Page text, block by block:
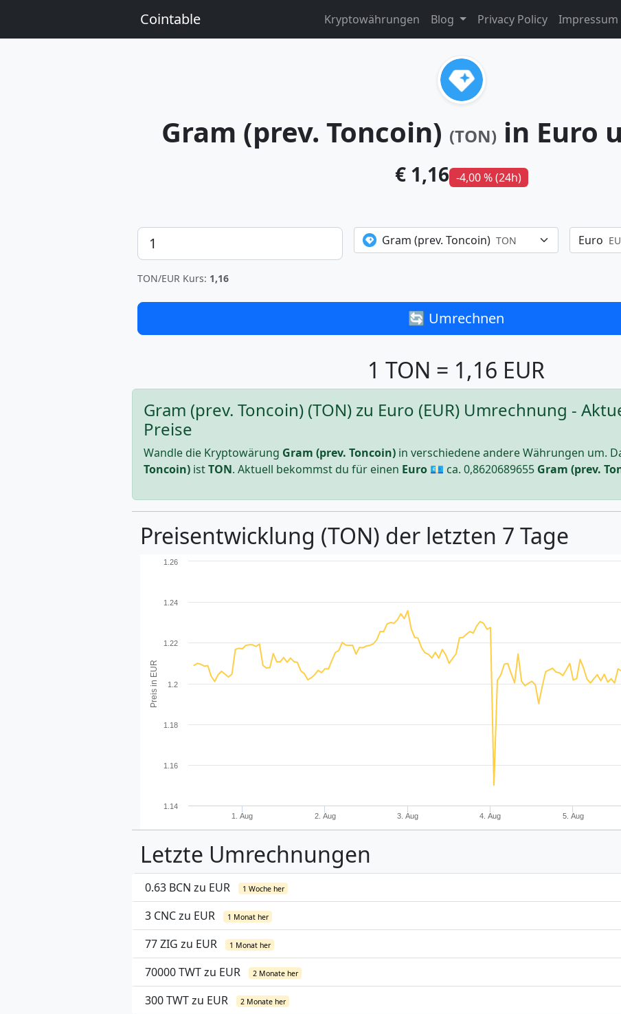
Cointable Kryptowährungen Blog Privacy Policy Impressum
Gram (prev. Toncoin) (TON) in Euro
€ 1,16 -4,00 % (24h)
Betrag Gram (prev. Toncoin) TON Euro
TON/EUR Kurs: 1,16
🔄 Umrechnen
1 TON = 1,16 EUR
Gram (prev. Toncoin) (TON) zu Euro (EUR) Umrechnung -
Preise
Wandle die Kryptowärung Gram (prev. Toncoin) in verschiedene andere Währungen um.
Toncoin) istTON. Aktuell bekommst du für einen Euro 💶 ca. 0,8620689655 Gram (prev.
Preisentwicklung (TON) der letzten 7 Tage
Preis in EUR
1. Aug 2. Aug 3. Aug 4. Aug 5. Aug
1.14
1.16
1.18
1.2
1.22
1.24
1.26
Letzte Umrechnungen
0.63 BCN zu EUR 1 Woche her
3 CNC zu EUR 1 Monat her
77 ZIG zu EUR 1 Monat her
70000 TWT zu EUR 2 Monate her
300 TWT zu EUR 2 Monate her